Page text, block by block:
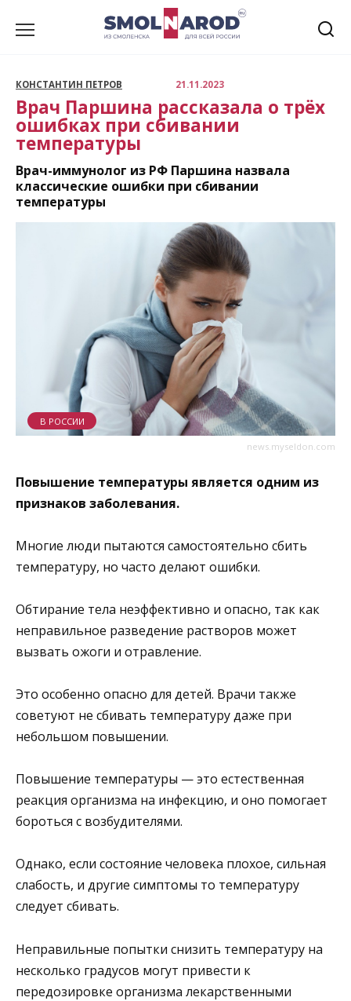
КОНСТАНТИН ПЕТРОВ 21.11.2023
Врач Паршина рассказала о трёх
ошибках при сбивании
температуры
Врач-иммунолог из РФ Паршина назвала
классические ошибки при сбивании
температуры
news.myseldon.com
В РОССИИ
Повышение температуры является одним из
признаков заболевания.
Многие люди пытаются самостоятельно сбить
температуру, но часто делают ошибки.
Обтирание тела неэффективно и опасно, так как
неправильное разведение растворов может
вызвать ожоги и отравление.
Это особенно опасно для детей. Врачи также
советуют не сбивать температуру даже при
небольшом повышении.
Повышение температуры — это естественная
реакция организма на инфекцию, и оно помогает
бороться с возбудителями.
Однако, если состояние человека плохое, сильная
слабость, и другие симптомы то температуру
следует сбивать.
Неправильные попытки снизить температуру на
несколько градусов могут привести к
передозировке организма лекарственными